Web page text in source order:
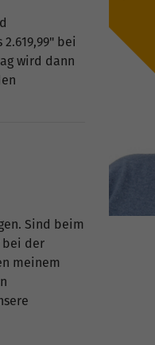
bei
wird dann
Sind beim
bei der
meinem